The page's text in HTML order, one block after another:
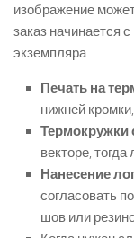
изображение
заказ начинается
экземпляра.
Печать на
нижней
Термокружки
векторе,
Нанесение
согласовать
шов или